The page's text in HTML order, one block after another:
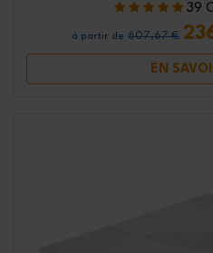
39
à partir de 607,67 €
EN